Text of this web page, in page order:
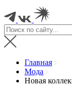
Главная
Мода
Новая